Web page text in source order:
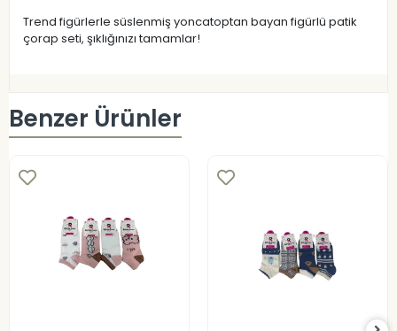
Trend figürlerle süslenmiş yoncatoptan bayan figürlü patik
çorap seti, şıklığınızı tamamlar!
Benzer Ürünler